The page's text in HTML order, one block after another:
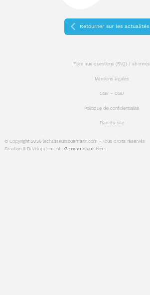
Retourner sur les actualités
© Copyright 2026 lechasseursousmarin.com - Tous droits réservés
Création & Développement :G comme une idée
Foire aux questions (FAQ) / abonnés
Mentions légales
CGV – CGU
Politique de confidentialité
Plan du site